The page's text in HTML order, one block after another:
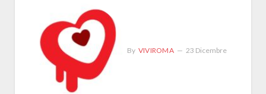
By VIVIROMA 23 Dicembre